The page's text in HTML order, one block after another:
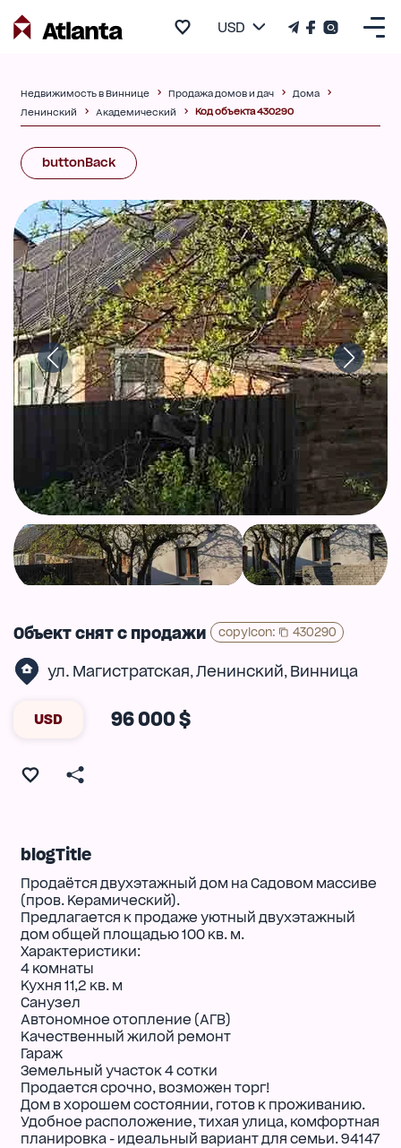
USD
Недвижимость в Виннице Продажа домов и дач
Дома
Ленинский
Академический Код объекта 430290
buttonBack
Объект снят с продажи copyIcon: 430290
ул. Магистратская, Ленинский, Винница
USD 96 000 $
blogTitle
Продаётся двухэтажный дом на Садовом массиве
(пров. Керамический).
Предлагается к продаже уютный двухэтажный
дом общей площадью 100 кв. м.
Характеристики:
4 комнаты
Кухня 11,2 кв. м
Санузел
Автономное отопление (АГВ)
Качественный жилой ремонт
Гараж
Земельный участок 4 сотки
Продается срочно, возможен торг!
Дом в хорошем состоянии, готов к проживанию.
Удобное расположение, тихая улица, комфортная
планировка - идеальный вариант для семьи. 94147